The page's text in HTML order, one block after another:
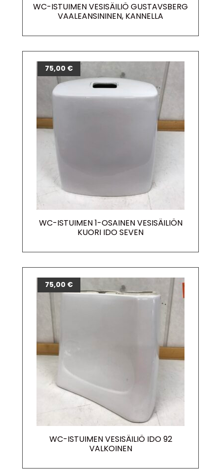
WC-ISTUIMEN VESISÄILIÖ GUSTAVSBERG
VAALEANSININEN, KANNELLA
WC-ISTUIMEN 1-OSAINEN VESISÄILIÖN
KUORI IDO SEVEN
75,00 €
WC-ISTUIMEN VESISÄILIÖ IDO 92
VALKOINEN
75,00 €